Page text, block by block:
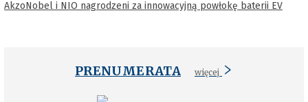
AkzoNobel i NIO nagrodzeni za innowacyjną powłokę baterii EV
PRENUMERATA więcej